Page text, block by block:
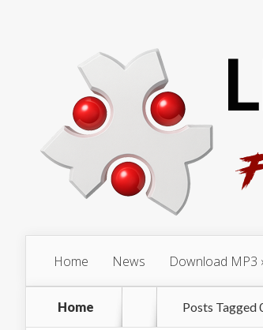
Home News Download MP3
Home Posts Tagged